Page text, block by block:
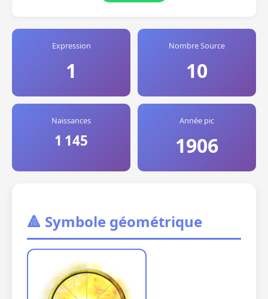
Expression
1
Nombre Source
10
Naissances
1 145
Année pic
1906
🔺 Symbole géométrique